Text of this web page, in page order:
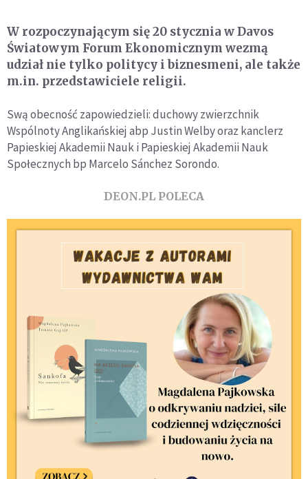
W rozpoczynającym się 20 stycznia w Davos
Światowym Forum Ekonomicznym wezmą
udział nie tylko politycy i biznesmeni, ale także
m.in. przedstawiciele religii.
Swą obecność zapowiedzieli: duchowy zwierzchnik
Wspólnoty Anglikańskiej abp Justin Welby oraz kanclerz
Papieskiej Akademii Nauk i Papieskiej Akademii Nauk
Społecznych bp Marcelo Sánchez Sorondo.
DEON.PL POLECA